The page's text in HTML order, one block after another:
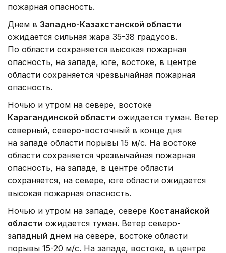
пожарная опасность.
Днем в Западно-Казахстанской области
ожидается сильная жара 35-38 градусов.
По области сохраняется высокая пожарная
опасность, на западе, юге, востоке, в центре
области сохраняется чрезвычайная пожарная
опасность.
Ночью и утром на севере, востоке
Карагандинской области ожидается туман. Ветер
северный, северо-восточный в конце дня
на западе области порывы 15 м/с. На востоке
области сохраняется чрезвычайная пожарная
опасность, на западе, в центре области
сохраняется, на севере, юге области ожидается
высокая пожарная опасность.
Ночью и утром на западе, севере Костанайской
области ожидается туман. Ветер северо-
западный днем на севере, востоке области
порывы 15-20 м/с. На западе, востоке, в центре